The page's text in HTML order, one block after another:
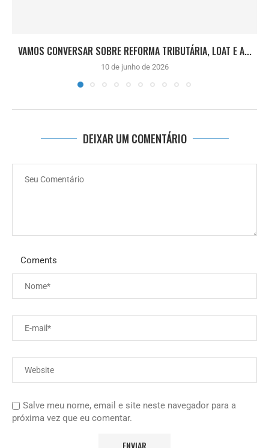
VAMOS CONVERSAR SOBRE REFORMA TRIBUTÁRIA, LOAT E A...
10 de junho de 2026
DEIXAR UM COMENTÁRIO
Coments
Salve meu nome, email e site neste navegador para a
próxima vez que eu comentar.